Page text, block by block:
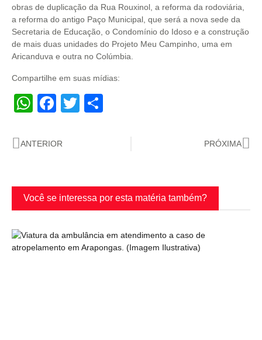
obras de duplicação da Rua Rouxinol, a reforma da rodoviária,
a reforma do antigo Paço Municipal, que será a nova sede da
Secretaria de Educação, o Condomínio do Idoso e a construção
de mais duas unidades do Projeto Meu Campinho, uma em
Aricanduva e outra no Colúmbia.
Compartilhe em suas mídias:
WhatsApp
Facebook
Twitter
ANTERIOR PRÓXIMA
Você se interessa por esta matéria também?